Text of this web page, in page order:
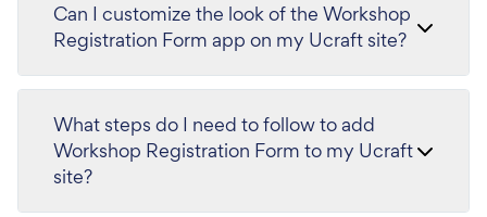
Can I customize the look of the Workshop
Registration Form app on my Ucraft site?
What steps do I need to follow to add
Workshop Registration Form to my Ucraft
site?